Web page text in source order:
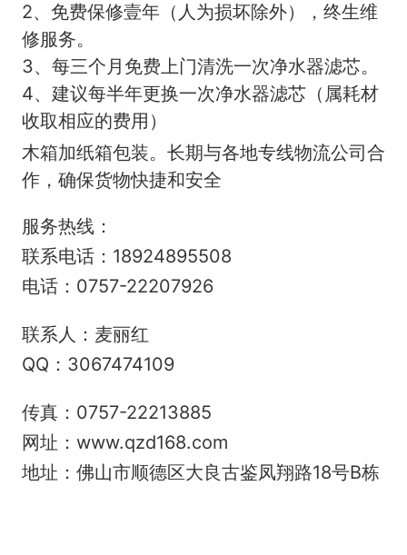
2、免费保修壹年（人为损坏除外），终生维
修服务。
3、每三个月免费上门清洗一次净水器滤芯。
4、建议每半年更换一次净水器滤芯（属耗材
收取相应的费用）
木箱加纸箱包装。长期与各地专线物流公司合
作，确保货物快捷和安全
服务热线：
联系电话：18924895508
电话：0757-22207926
联系人：麦丽红
QQ：3067474109
传真：0757-22213885
网址：www.qzd168.com
地址：佛山市顺德区大良古鉴凤翔路18号B栋